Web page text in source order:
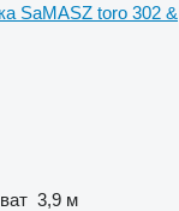
SaMASZ toro 302 &
3,9 м